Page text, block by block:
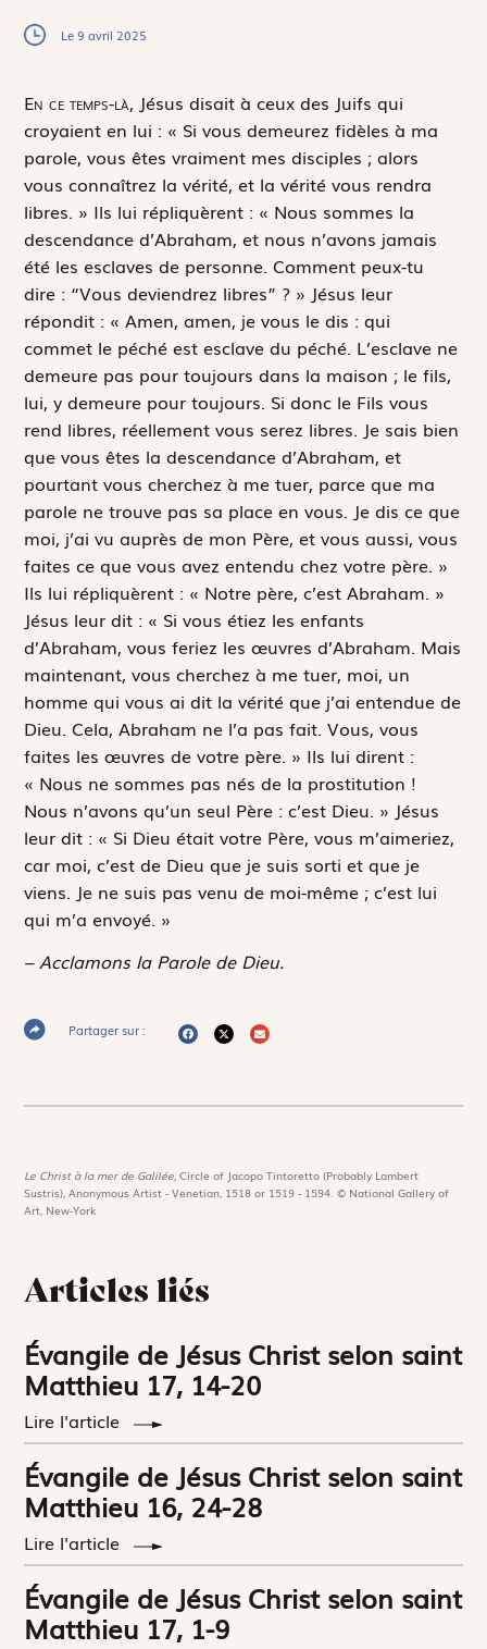
Le 9 avril 2025
En ce temps-là, Jésus disait à ceux des Juifs qui
croyaient en lui : « Si vous demeurez fidèles à ma
parole, vous êtes vraiment mes disciples ; alors
vous connaîtrez la vérité, et la vérité vous rendra
libres. » Ils lui répliquèrent : « Nous sommes la
descendance d’Abraham, et nous n’avons jamais
été les esclaves de personne. Comment peux-tu
dire : “Vous deviendrez libres” ? » Jésus leur
répondit : « Amen, amen, je vous le dis : qui
commet le péché est esclave du péché. L’esclave ne
demeure pas pour toujours dans la maison ; le fils,
lui, y demeure pour toujours. Si donc le Fils vous
rend libres, réellement vous serez libres. Je sais bien
que vous êtes la descendance d’Abraham, et
pourtant vous cherchez à me tuer, parce que ma
parole ne trouve pas sa place en vous. Je dis ce que
moi, j’ai vu auprès de mon Père, et vous aussi, vous
faites ce que vous avez entendu chez votre père. »
Ils lui répliquèrent : « Notre père, c’est Abraham. »
Jésus leur dit : « Si vous étiez les enfants
d’Abraham, vous feriez les œuvres d’Abraham. Mais
maintenant, vous cherchez à me tuer, moi, un
homme qui vous ai dit la vérité que j’ai entendue de
Dieu. Cela, Abraham ne l’a pas fait. Vous, vous
faites les œuvres de votre père. » Ils lui dirent :
« Nous ne sommes pas nés de la prostitution !
Nous n’avons qu’un seul Père : c’est Dieu. » Jésus
leur dit : « Si Dieu était votre Père, vous m’aimeriez,
car moi, c’est de Dieu que je suis sorti et que je
viens. Je ne suis pas venu de moi-même ; c’est lui
qui m’a envoyé. »
– Acclamons la Parole de Dieu.
Partager sur :
Le Christ à la mer de Galilée,Circle of Jacopo Tintoretto (Probably Lambert
Sustris), Anonymous Artist - Venetian, 1518 or 1519 - 1594. © National Gallery of
Art, New-York
Articles liés
Évangile de Jésus Christ selon saint
Matthieu 17, 14-20
Lire l'article
Évangile de Jésus Christ selon saint
Matthieu 16, 24-28
Lire l'article
Évangile de Jésus Christ selon saint
Matthieu 17, 1-9